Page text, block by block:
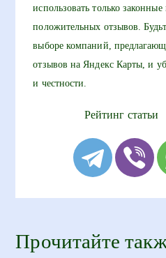
использовать только
положительных отзывов.
выборе компаний,
отзывов на Яндекс Карты, и
и честности.
Рейтинг статьи
Прочитайте